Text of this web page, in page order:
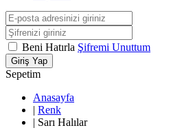
Beni Hatırla Şifremi Unuttum
Giriş Yap
Sepetim
Anasayfa
| Renk
| Sarı Halılar